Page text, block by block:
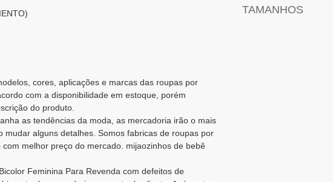
cores, aplicações e marcas das roupas por
com a disponibilidade em estoque, porém
do produto.
as tendências da moda, as mercadoria irão o mais
mudar alguns detalhes. Somos fabricas de roupas por
melhor preço do mercado. mijaozinhos de bebê
Feminina Para Revenda com defeitos de
TAMANHOS